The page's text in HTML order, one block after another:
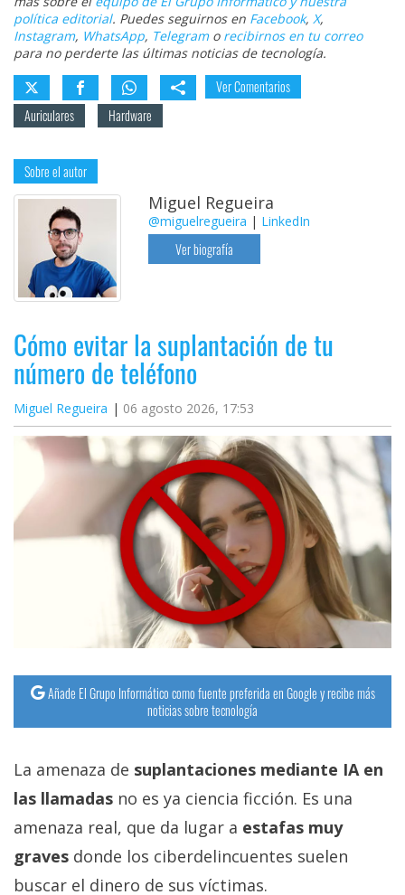
política editorial. Puedes seguirnos en Facebook, X,
Instagram, WhatsApp, Telegramo recibirnos en tu correo
para no perderte las últimas noticias de tecnología.
Ver Comentarios
Auriculares
Hardware
Sobre el autor
Miguel Regueira
@miguelregueira | LinkedIn
Ver biografía
Cómo evitar la suplantación de tu
número de teléfono
Miguel Regueira 06 agosto 2026, 17:53
Añade El Grupo Informático como fuente preferida en Google y recibe más
noticias sobre tecnología
La amenaza de suplantaciones mediante IA en
las llamadas no es ya ciencia ficción. Es una
amenaza real, que da lugar a estafas muy
graves donde los ciberdelincuentes suelen
buscar el dinero de sus víctimas.